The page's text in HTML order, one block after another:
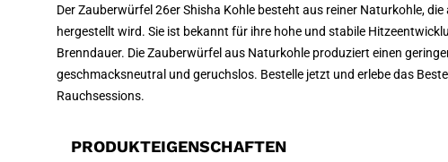
Der Zauberwürfel 26er Shisha Kohle besteht aus reiner Naturkohle,
hergestellt wird. Sie ist bekannt für ihre hohe und stabile
Brenndauer. Die Zauberwürfel aus Naturkohle produziert einen
geschmacksneutral und geruchslos. Bestelle jetzt und erlebe das
Rauchsessions.
PRODUKTEIGENSCHAFTEN